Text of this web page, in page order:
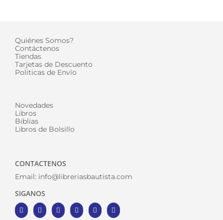
Quiénes Somos?
Contáctenos
Tiendas
Tarjetas de Descuento
Politicas de Envío
Novedades
Libros
Biblias
Libros de Bolsillo
CONTACTENOS
Email: info@libreriasbautista.com
SIGANOS